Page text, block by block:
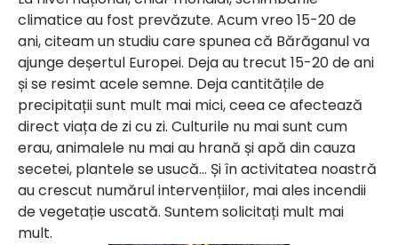
climatice au fost prevăzute. Acum vreo 15-20 de
ani, citeam un studiu care spunea că Bărăganul va
ajunge deșertul Europei. Deja au trecut 15-20 de ani
și se resimt acele semne. Deja cantitățile de
precipitații sunt mult mai mici, ceea ce afectează
direct viața de zi cu zi. Culturile nu mai sunt cum
erau, animalele nu mai au hrană și apă din cauza
secetei, plantele se usucă… Și în activitatea noastră
au crescut numărul intervențiilor, mai ales incendii
de vegetație uscată. Suntem solicitați mult mai
mult.